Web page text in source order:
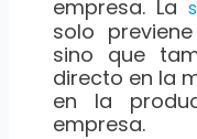
empresa. La
solo
sino que
directo en la
en la
empresa.